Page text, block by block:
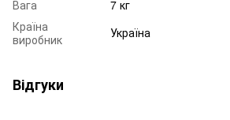
Вага
7 кг
Країна
виробник
Україна
Відгуки